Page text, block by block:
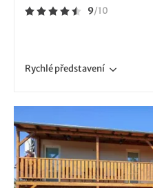
9/10
Rychlépředstavení